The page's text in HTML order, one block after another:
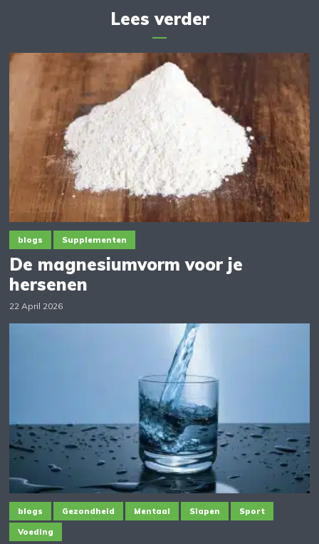
Lees verder
blogs Supplementen
De magnesiumvorm voor je
hersenen
22 April 2026
blogs Gezondheid Mentaal Slapen Sport
Voeding